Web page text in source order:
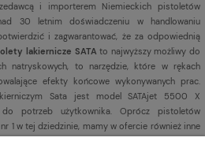
i importerem Niemieckich pistoletów
30 letnim doświadczeniu w handlowaniu
i zagwarantować, że za odpowiednią
lakiernicze SATAto najwyższy możliwy do
natryskowych, to narzędzie, które w rękach
efekty końcowe wykonywanych prac.
Sata jest model SATAjet 5500 X
potrzeb użytkownika. Oprócz pistoletów
1 w tej dziedzinie, mamy w ofercie również inne